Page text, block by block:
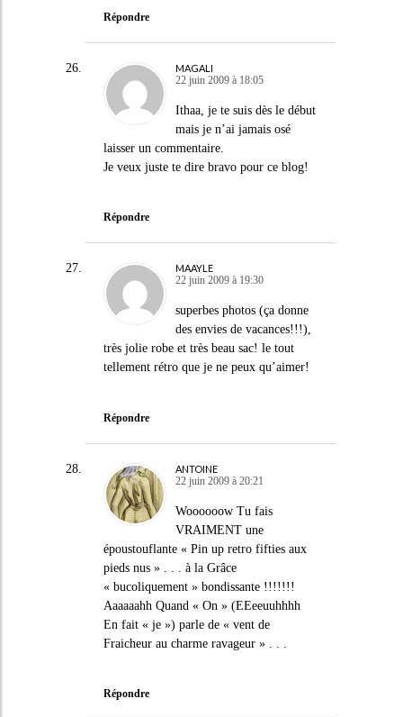
Répondre
MAGALI
22 juin 2009 à 18:05
Ithaa, je te suis dès le début
mais je n’ai jamais osé
laisser un commentaire.
Je veux juste te dire bravo pour ce blog!
Répondre
MAAYLE
22 juin 2009 à 19:30
superbes photos (ça donne
des envies de vacances!!!),
très jolie robe et très beau sac! le tout
tellement rétro que je ne peux qu’aimer!
Répondre
ANTOINE
22 juin 2009 à 20:21
Woooooow Tu fais
VRAIMENT une
époustouflante « Pin up retro fifties aux
pieds nus » . . . à la Grâce
« bucoliquement » bondissante !!!!!!!
Aaaaaahh Quand « On » (EEeeuuhhhh
En fait « je ») parle de « vent de
Fraicheur au charme ravageur » . . .
Répondre